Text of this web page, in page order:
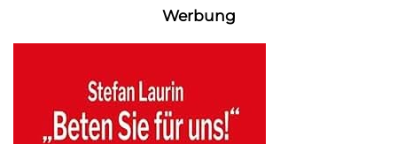
Werbung